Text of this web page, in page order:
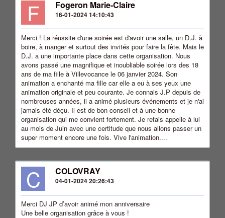
F Fogeron Marie-Claire
16-01-2024 14:10:43
Merci ! La réussite d'une soirée est d'avoir une salle, un D.J. à
boire, à manger et surtout des invités pour faire la fête. Mais le
D.J. a une importante place dans cette organisation. Nous
avons passé une magnifique et inoubliable soirée lors des 18
ans de ma fille à Villevocance le 06 janvier 2024. Son
animation a enchanté ma fille car elle a eu à ses yeux une
animation originale et peu courante. Je connais J.P depuis de
nombreuses années, il a animé plusieurs événements et je n'ai
jamais été déçu. Il est de bon conseil et à une bonne
organisation qui me convient fortement. Je refais appelle à lui
au mois de Juin avec une certitude que nous allons passer un
super moment encore une fois. Vive l'animation....
C COLOVRAY
04-01-2024 20:26:43
Merci DJ JP d’avoir animé mon anniversaire
Une belle organisation grâce à vous !